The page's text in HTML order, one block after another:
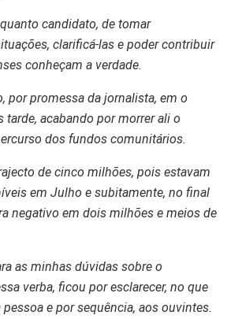
candidato, de tomar
clarificá-las e poder contribuir
conheçam a verdade.
por promessa da jornalista, em o
tarde, acabando por morrer ali o
dos fundos comunitários.
de cinco milhões, pois estavam
em Julho e subitamente, no final
negativo em dois milhões e meios de
as minhas dúvidas sobre o
verba, ficou por esclarecer, no que
e por sequência, aos ouvintes.